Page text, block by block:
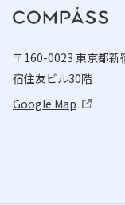
〒160-0023 東京都
宿住友ビル30階
Google Map